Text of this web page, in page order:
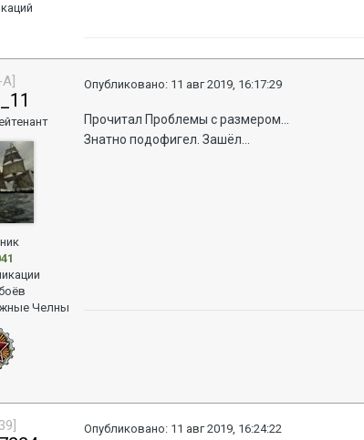
A]
Челны
Опубликовано: 11 авг 2019, 16:17:29
Прочитал Проблемы с размером...
Знатно подофигел. Зашёл...
Опубликовано: 11 авг 2019, 16:24:22